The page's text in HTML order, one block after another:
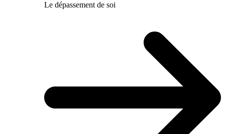
Le dépassement de soi